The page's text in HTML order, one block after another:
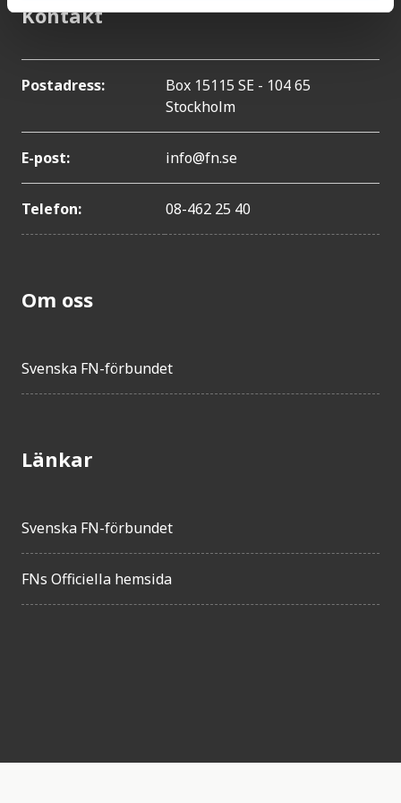
Kontakt
Postadress:
Box 15115 SE - 104 65
Stockholm
E-post: info@fn.se
Telefon: 08-462 25 40
Om oss
Svenska FN-förbundet
Länkar
Svenska FN-förbundet
FNs Officiella hemsida